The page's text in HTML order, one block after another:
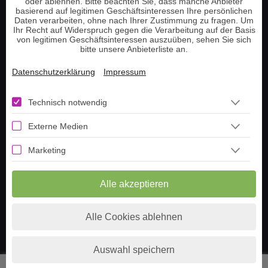
Information
Telefonnummer aufladen
Guthaben prüfen
Lenormand Tageskarte
Häufige Fragen
Berater werden
Impressum
AGB
basierend auf legitimen Geschäftsinteressen Ihre persönlichen
Daten verarbeiten, ohne nach Ihrer Zustimmung zu fragen. Um
Ihr Recht auf Widerspruch gegen die Verarbeitung auf der Basis
von legitimen Geschäftsinteressen auszuüben, sehen Sie sich
bitte unsere Anbieterliste an.
Datenschutzerklärung Impressum
Technisch notwendig
Externe Medien
Marketing
Alle akzeptieren
Alle Cookies ablehnen
Auswahl speichern